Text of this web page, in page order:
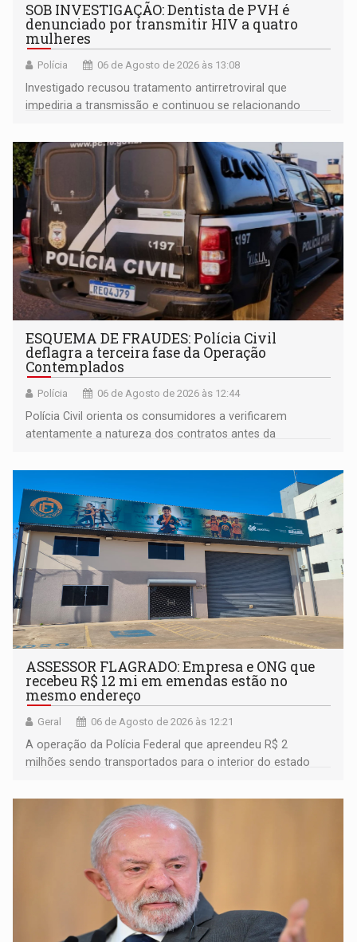
SOB INVESTIGAÇÃO: Dentista de PVH é
denunciado por transmitir HIV a quatro
mulheres
Polícia 06 de Agosto de 2026 às 13:08
Investigado recusou tratamento antirretroviral que
impediria a transmissão e continuou se relacionando
ESQUEMA DE FRAUDES: Polícia Civil
deflagra a terceira fase da Operação
Contemplados
Polícia 06 de Agosto de 2026 às 12:44
Polícia Civil orienta os consumidores a verificarem
atentamente a natureza dos contratos antes da
ASSESSOR FLAGRADO: Empresa e ONG que
recebeu R$ 12 mi em emendas estão no
mesmo endereço
Geral 06 de Agosto de 2026 às 12:21
A operação da Polícia Federal que apreendeu R$ 2
milhões sendo transportados para o interior do estado
ligação do suspeito com um deputado federal do União
Brasil por Rondônia